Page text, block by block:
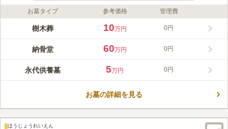
ライフドット編集部のコメント
宗派不問で年間費・管理費も不要な、新しい形の永代供養墓が完
要望に合わせた選択が可能です。園内は完全バリアフリー設計で
トイレも各所に完備されており、車椅子の方も安心してお参りい
く、後継ぎに不安をお持ちの方でも、末永く安心して大切な方を
供養していただける環境が整っています。
お墓タイプ 参考価格 管理費
樹木葬 10万円 0円
納骨堂 60万円 0円
永代供養墓 5万円 0円
お墓の詳細を見る
ほうじょうれいえん